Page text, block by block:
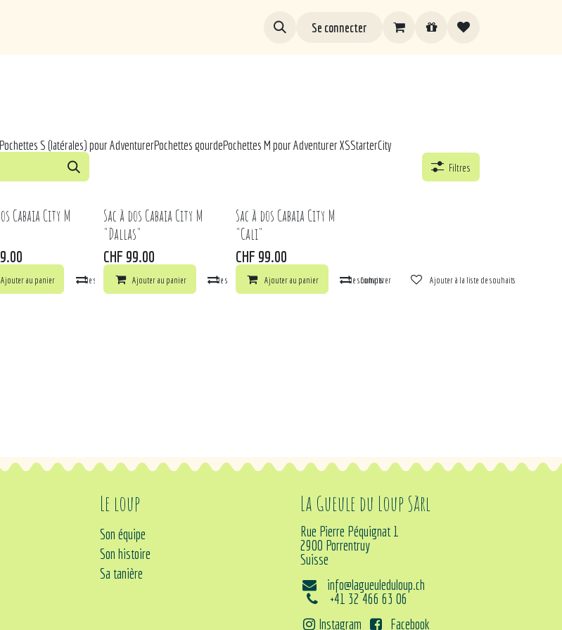
Se connecter
Pochettes S (latérales) pour AdventurerPochettes gourdePochettes M pour Adventurer XSStarterCity
Filtres
Ajouter à la liste de souhaits
Cabaia City M
Ajouter au panier Comparer Ajouter à la liste de souhaits
Sac à dos Cabaia City M
"Dallas"
CHF 99.00
Ajouter au panier Comparer Ajouter à la liste de souhaits
Sac à dos Cabaia City M
"Cali"
CHF 99.00
Ajouter au panier Comparer Ajouter à la liste de souhaits
Le loup
Son équipe
Son histoire
Sa tanière
La Gueule du Loup Sàrl
Rue Pierre Péquignat 1
2900 Porrentruy
Suisse
info@lagueuleduloup.ch
+41 32 466 63 06
Instagram
Facebook